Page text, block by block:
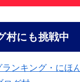
村にも挑戦中